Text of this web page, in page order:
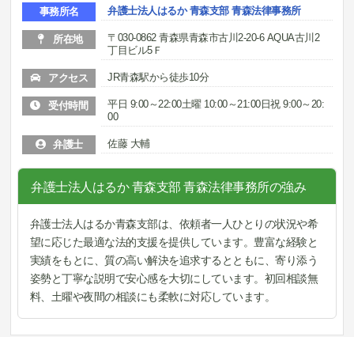
事務所名 弁護士法人はるか 青森支部 青森法律事務所
所在地
〒030-0862 青森県青森市古川2-20-6 AQUA古川2
丁目ビル5Ｆ
アクセス JR青森駅から徒歩10分
受付時間
平日 9:00～22:00土曜 10:00～21:00日祝 9:00～20:
00
弁護士 佐藤 大輔
弁護士法人はるか 青森支部 青森法律事務所の強み
弁護士法人はるか青森支部は、依頼者一人ひとりの状況や希
望に応じた最適な法的支援を提供しています。豊富な経験と
実績をもとに、質の高い解決を追求するとともに、寄り添う
姿勢と丁寧な説明で安心感を大切にしています。初回相談無
料、土曜や夜間の相談にも柔軟に対応しています。